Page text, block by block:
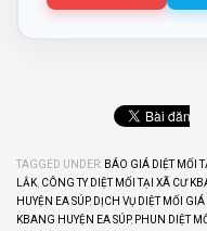
TAGGED UNDER: BÁO GIÁ DIỆT MỐI
LẮK CÔNG TY DIỆT MỐI TẠI XÃ CƯ
HUYỆN EA SÚP, DỊCH VỤ DIỆT MỐI
KBANG HUYỆN EA SÚP, PHUN DIỆT